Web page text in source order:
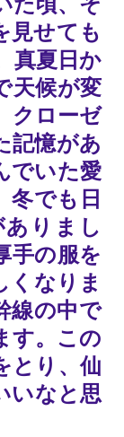
見せても
真夏日か
天候が変
クローゼ
記憶があ
でいた愛
冬でも日
りまし
手の服を
くなりま
線の中で
す。この
とり、仙
いなと思